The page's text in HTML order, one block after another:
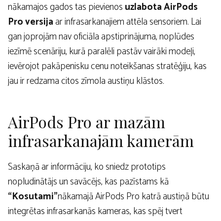
nākamajos gados tas pievienosuzlabota AirPods
Pro versijaar infrasarkanajiem attēla sensoriem. Lai
gan joprojām nav oficiāla apstiprinājuma, noplūdes
iezīmē scenāriju, kurā paralēli pastāv vairāki modeļi,
ievērojot pakāpenisku cenu noteikšanas stratēģiju, kas
jau ir redzama citos zīmola austiņu klāstos.
AirPods Pro ar mazām
infrasarkanajām kamerām
Saskaņā ar informāciju, ko sniedz prototips
nopludinātājs un savācējs, kas pazīstams kā
“Kosutami”nākamajā AirPods Pro katrā austiņā būtu
integrētas infrasarkanās kameras, kas spēj tvert